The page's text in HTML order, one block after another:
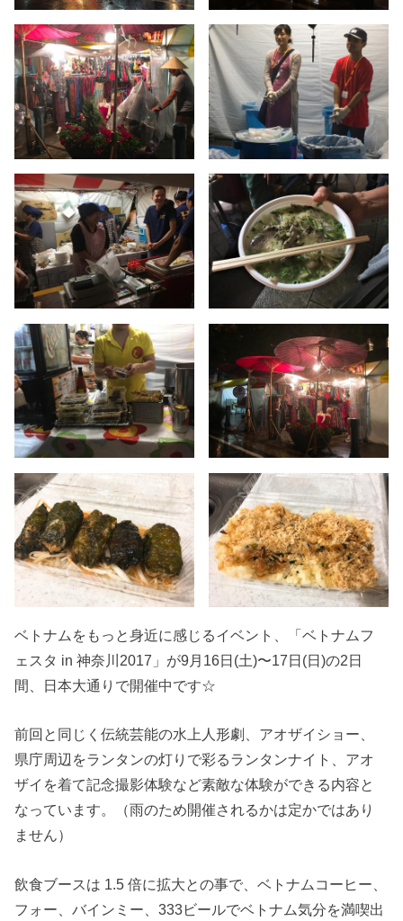
ベトナムをもっと身近に感じるイベント、「ベトナムフ
ェスタ in 神奈川2017」が9月16日(土)〜17日(日)の2日
間、日本大通りで開催中です☆
前回と同じく伝統芸能の水上人形劇、アオザイショー、
県庁周辺をランタンの灯りで彩るランタンナイト、アオ
ザイを着て記念撮影体験など素敵な体験ができる内容と
なっています。（雨のため開催されるかは定かではあり
ません）
飲食ブースは 1.5 倍に拡大との事で、ベトナムコーヒー、
フォー、バインミー、333ビールでベトナム気分を満喫出